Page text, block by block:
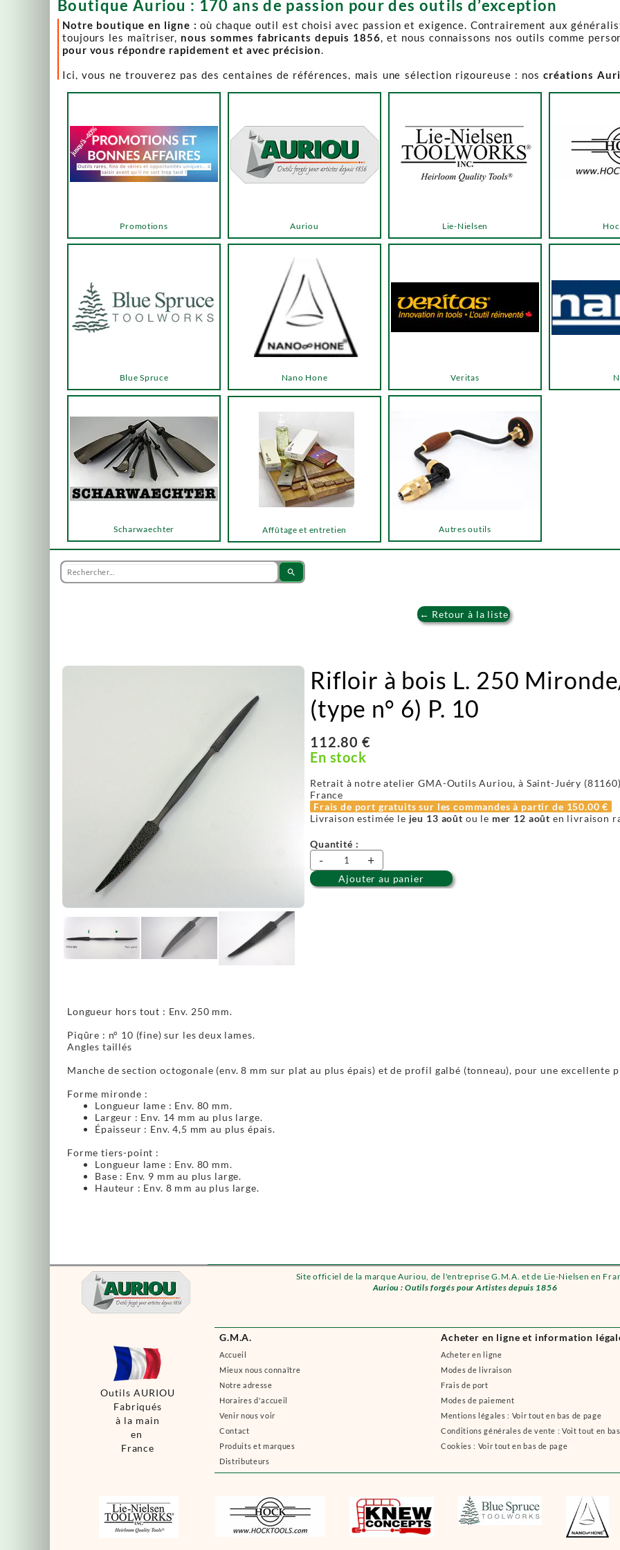
Site officiel de la marque Auriou, de l'entreprise G.M.A. et de Lie-Nielsen en
Auriou : Outils forgés pour Artistes depuis 1856
G.M.A.
Accueil
Mieux nous connaître
Notre adresse
Horaires d'accueil
Venir nous voir
Contact
Produits et marques
Distributeurs
Acheter en ligne et information
Acheter en ligne
Modes de livraison
Frais de port
Modes de paiement
Mentions légales : Voir tout en bas de page
Conditions générales de vente : Voit tout en
Cookies : Voir tout en bas de page
Outils AURIOU
Fabriqués
à la main
en
France
Boutique Auriou : 170 ans de passion pour des outils d’exception
Notre boutique en ligne :où chaque outil est choisi avec passion et exigence. Contrairement aux
toujours les maîtriser, nous sommes fabricants depuis 1856, et nous connaissons nos outils comme
pour vous répondre rapidement et avec précision.
Ici, vous ne trouverez pas des centaines de références, mais une sélection rigoureuse : noscréations
accéder via les menus ou les boutons ci-dessous.
Un produit en rupture de stock ? Nous travaillons activement à son réapprovisionnement. Les délais
en savoir plus.
En bas de cette page, découvrez l’intégralité de notre catalogue. Pour affiner votre recherche, utilisez les
Lie-Nielsen
Promotions Auriou
Blue Spruce Veritas
Nano Hone
Autres outils
Scharwaechter Affûtage et entretien
search
← Retour à la liste
Rifloir à bois L. 250
(type n° 6) P. 10
112.80 €
En stock
Retrait à notre atelier GMA-Outils Auriou, à Saint-Juéry
France
Frais de port gratuits sur les commandes à partir de 150.00 €
Livraison estimée le jeu 13 août ou le mer 12 août en livraison
Quantité :
- +
Ajouter au panier
Longueur hors tout : Env. 250 mm.
Piqûre : n° 10 (fine) sur les deux lames.
Angles taillés
Manche de section octogonale (env. 8 mm sur plat au plus épais) et de profil galbé (tonneau), pour une excellente
Forme mironde :
Longueur lame : Env. 80 mm.
Largeur : Env. 14 mm au plus large.
Épaisseur : Env. 4,5 mm au plus épais.
Forme tiers-point :
Longueur lame : Env. 80 mm.
Base : Env. 9 mm au plus large.
Hauteur : Env. 8 mm au plus large.